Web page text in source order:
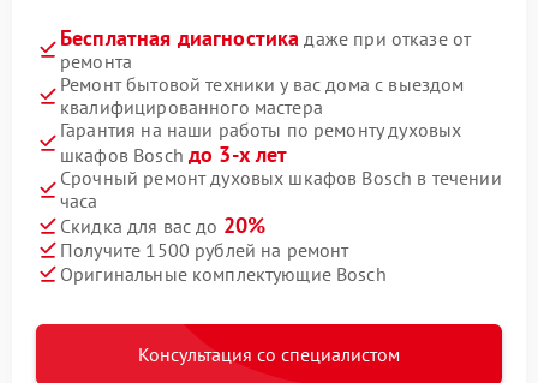
Бесплатная диагностика даже при отказе от
ремонта
Ремонт бытовой техники у вас дома с выездом
квалифицированного мастера
Гарантия на наши работы по ремонту духовых
шкафов Bosch до 3-х лет
Срочный ремонт духовых шкафов Bosch в течении
часа
Скидка для вас до 20%
Получите 1500 рублей на ремонт
Оригинальные комплектующие Bosch
Консультация со специалистом